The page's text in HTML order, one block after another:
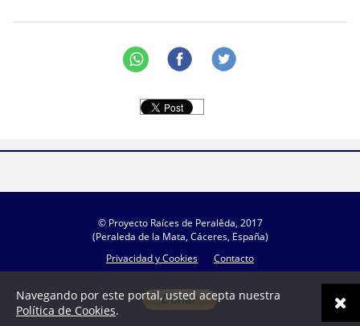
© Proyecto Raíces de Peralêda, 2017
(Peraleda de la Mata, Cáceres, España)
Privacidad y Cookies
Contacto
Navegando por este portal, usted acepta nuestra
Política de Cookies.